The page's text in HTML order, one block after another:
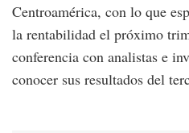
Centroamérica, con lo que
la rentabilidad el próximo
conferencia con analistas e
conocer sus resultados del